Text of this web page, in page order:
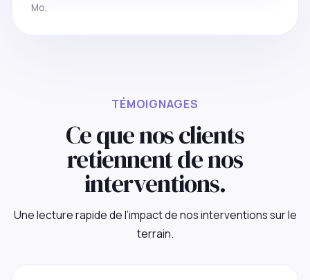
Mo.
TÉMOIGNAGES
Ce que nos clients
retiennent de nos
interventions.
Une lecture rapide de l’impact de nos interventions sur le
terrain.